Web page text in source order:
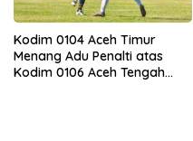
Kodim 0104 Aceh Timur
Menang Adu Penalti atas
Kodim 0106 Aceh Tengah